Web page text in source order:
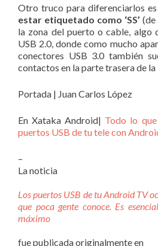
Otro truco para diferenciarlos
estar etiquetado como ‘SS’ (de
la zona del puerto o cable, algo
USB 2.0, donde como mucho
conectores USB 3.0 también
contactos en la parte trasera de
Portada | Juan Carlos López
En Xataka Android| Todo lo
puertos USB de tu tele con
–
La noticia
Los puertos USB de tu Android TV
que poca gente conoce. Es
máximo
fue publicada originalmente en